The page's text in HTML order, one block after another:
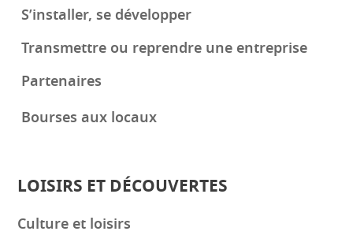
S’installer, se développer
Transmettre ou reprendre une entreprise
Partenaires
Bourses aux locaux
LOISIRS ET DÉCOUVERTES
Culture et loisirs